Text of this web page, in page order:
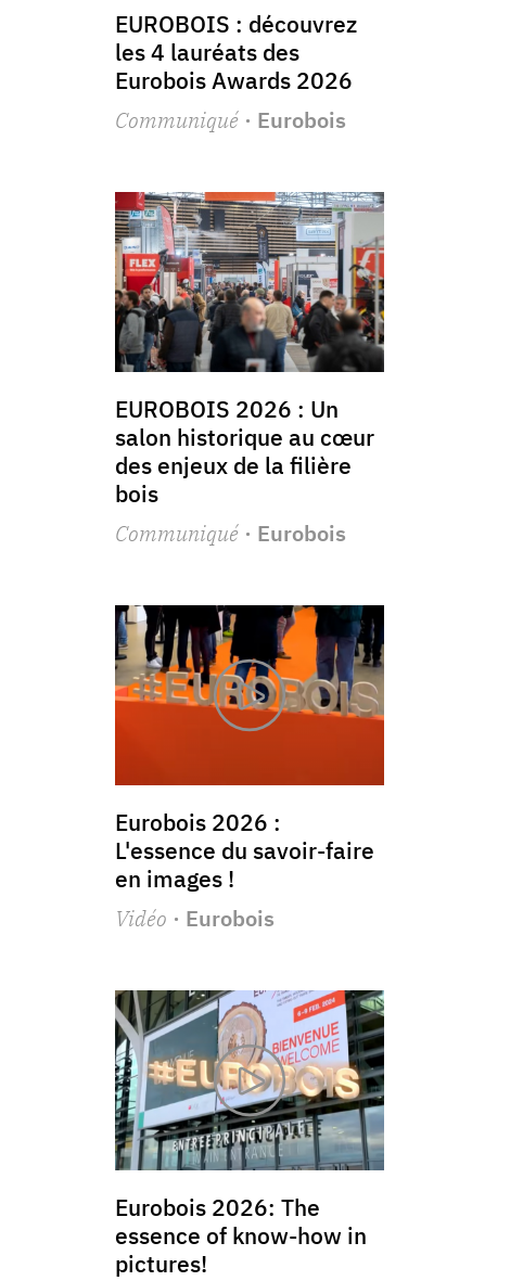
EUROBOIS : découvrez
les 4 lauréats des
Eurobois Awards 2026
Communiqué· Eurobois
EUROBOIS 2026 : Un
salon historique au cœur
des enjeux de la filière
bois
Communiqué· Eurobois
Eurobois 2026 :
L'essence du savoir-faire
en images !
Vidéo · Eurobois
Eurobois 2026: The
essence of know-how in
pictures!